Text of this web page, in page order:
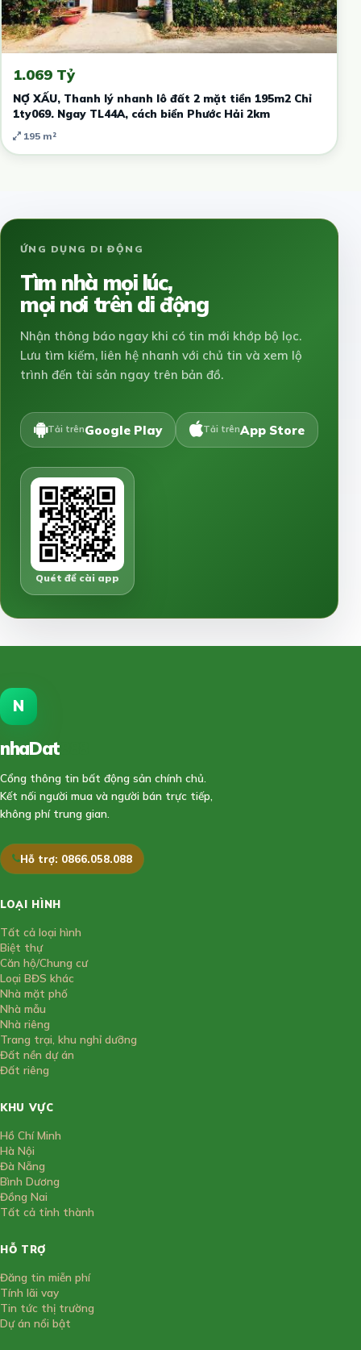
1.069 Tỷ
NỢ XẤU, Thanh lý nhanh lô đất 2 mặt tiền 195m2 Chỉ
1ty069. Ngay TL44A, cách biển Phước Hải 2km
195 m²
ỨNG DỤNG DI ĐỘNG
Tìm nhà mọi lúc,
mọi nơi trên di động
Nhận thông báo ngay khi có tin mới khớp bộ lọc.
Lưu tìm kiếm, liên hệ nhanh với chủ tin và xem lộ
trình đến tài sản ngay trên bản đồ.
Tải trênGoogle Play Tải trênApp Store
Quét để cài app
N
nhaDat
Cổng thông tin bất động sản chính chủ.
Kết nối người mua và người bán trực tiếp,
không phí trung gian.
Hỗ trợ: 0866.058.088
LOẠI HÌNH
Tất cả loại hình
Biệt thự
Căn hộ/Chung cư
Loại BĐS khác
Nhà mặt phố
Nhà mẫu
Nhà riêng
Trang trại, khu nghỉ dưỡng
Đất nền dự án
Đất riêng
KHU VỰC
Hồ Chí Minh
Hà Nội
Đà Nẵng
Bình Dương
Đồng Nai
Tất cả tỉnh thành
HỖ TRỢ
Đăng tin miễn phí
Tính lãi vay
Tin tức thị trường
Dự án nổi bật